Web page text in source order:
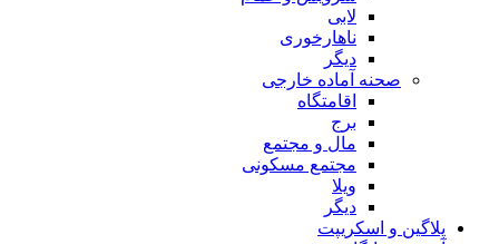
لابی
ناهارخوری
دیگر
صحنه آماده خارجی
اقامتگاه
برج
مال و مجتمع
مجتمع مسکونی
ویلا
دیگر
پلاگین و اسکریپت